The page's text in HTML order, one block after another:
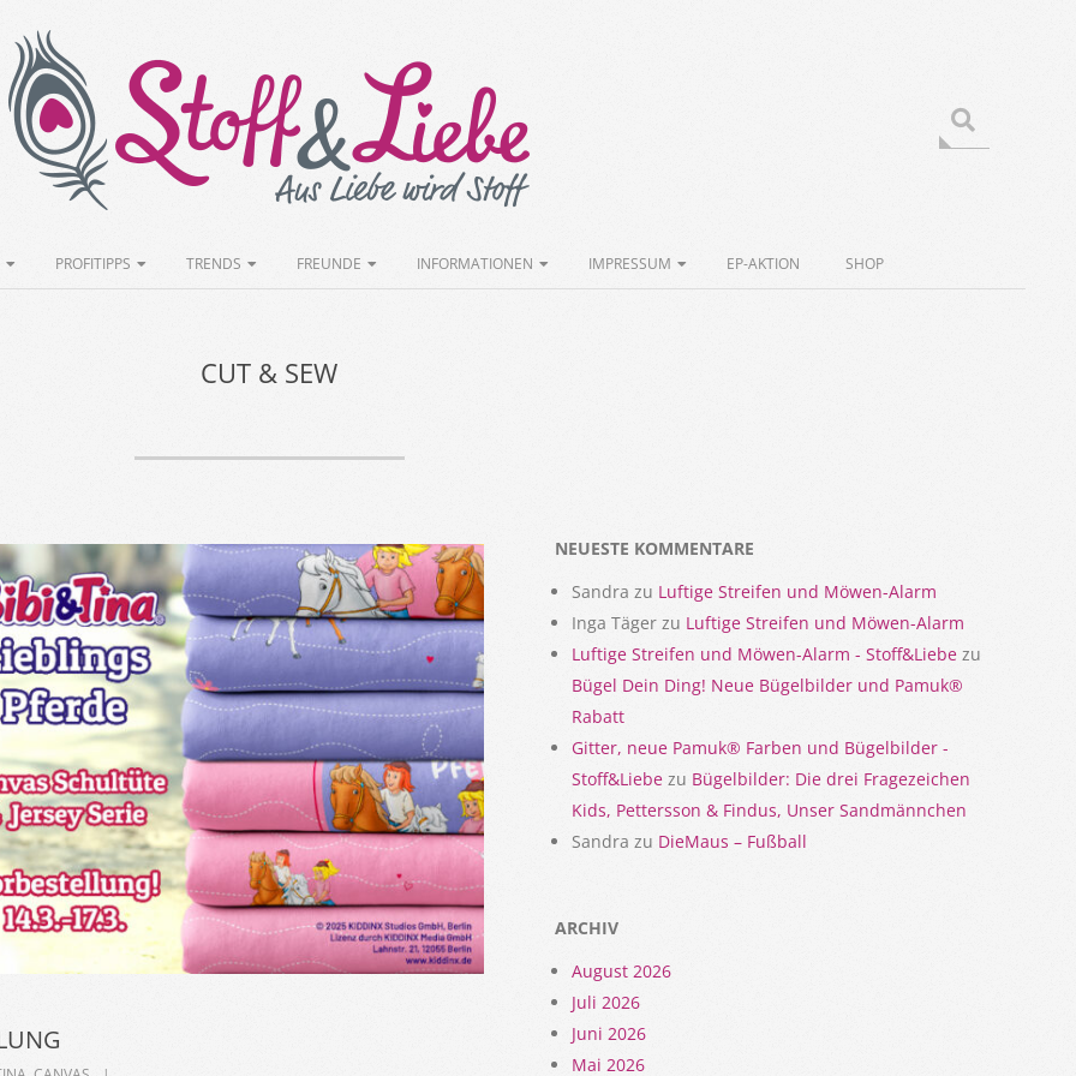
Stoff&Liebe
PROFITIPPS TRENDS FREUNDE INFORMATIONEN IMPRESSUM EP-AKTION SHOP
CUT & SEW
NEUESTE KOMMENTARE
Sandra zu Luftige Streifen und Möwen-Alarm
Inga Täger zu Luftige Streifen und Möwen-Alarm
Luftige Streifen und Möwen-Alarm - Stoff&Liebe zu
Bügel Dein Ding! Neue Bügelbilder und Pamuk®
Rabatt
Gitter, neue Pamuk® Farben und Bügelbilder -
Stoff&Liebe zu Bügelbilder: Die drei Fragezeichen
Kids, Pettersson & Findus, Unser Sandmännchen
Sandra zu DieMaus – Fußball
ARCHIV
August 2026
Juli 2026
Juni 2026
Mai 2026